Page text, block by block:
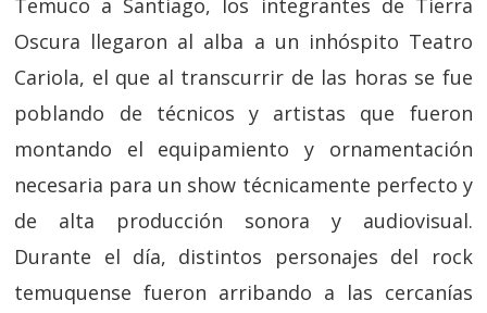
Temuco a Santiago, los integrantes de Tierra
Oscura llegaron al alba a un inhóspito Teatro
Cariola, el que al transcurrir de las horas se fue
poblando de técnicos y artistas que fueron
montando el equipamiento y ornamentación
necesaria para un show técnicamente perfecto y
de alta producción sonora y audiovisual.
Durante el día, distintos personajes del rock
temuquense fueron arribando a las cercanías